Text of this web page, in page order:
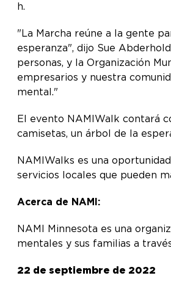
h.
"La Marcha reúne a la gente
esperanza", dijo Sue
personas, y la Organización
empresarios y nuestra
mental."
El evento NAMIWalk contará
camisetas, un árbol de la
NAMIWalks es una
servicios locales que pueden
Acerca de NAMI:
NAMI Minnesota es una
mentales y sus familias a
22 de septiembre de 2022